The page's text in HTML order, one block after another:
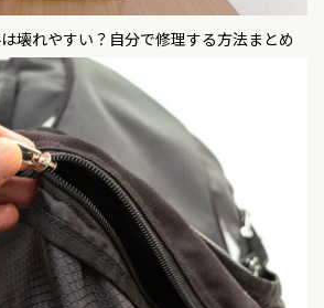
壊れやすい？自分で修理する方法まとめ